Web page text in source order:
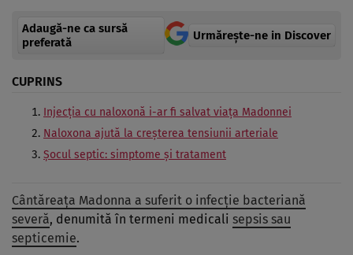
Adaugă-ne ca sursă
preferată
Urmărește-ne in Discover
CUPRINS
Injecția cu naloxonă i-ar fi salvat viața Madonnei
Naloxona ajută la creșterea tensiunii arteriale
Șocul septic: simptome și tratament
Cântăreața Madonna a suferit o infecție bacteriană
severă, denumită în termeni medicali sepsis sau
septicemie.